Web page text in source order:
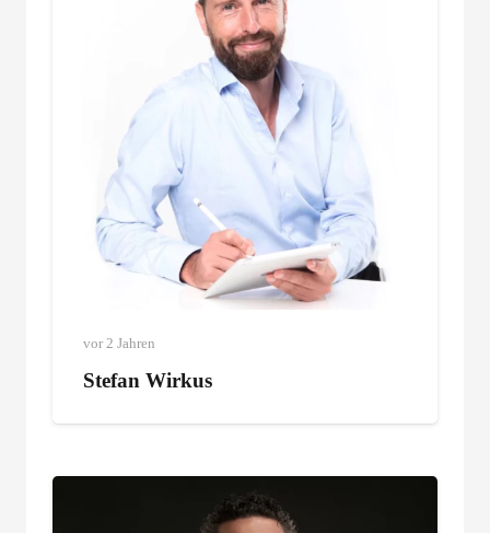
vor 2 Jahren
Stefan Wirkus